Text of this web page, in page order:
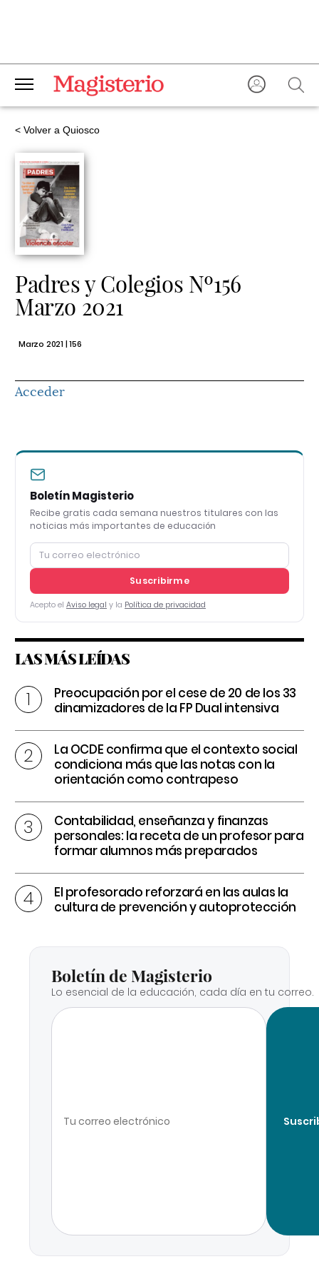
< Volver a Quiosco
Padres y Colegios Nº156
Marzo 2021
Marzo 2021 | 156
Acceder
Boletín Magisterio
Recibe gratis cada semana nuestros titulares con las
noticias más importantes de educación
Suscribirme
Acepto el Aviso legal y la Política de privacidad
LAS MÁS LEÍDAS
Preocupación por el cese de 20 de los 33
dinamizadores de la FP Dual intensiva
La OCDE confirma que el contexto social
condiciona más que las notas con la
orientación como contrapeso
Contabilidad, enseñanza y finanzas
personales: la receta de un profesor para
formar alumnos más preparados
El profesorado reforzará en las aulas la
cultura de prevención y autoprotección
Boletín de Magisterio
Lo esencial de la educación, cada día en tu correo.